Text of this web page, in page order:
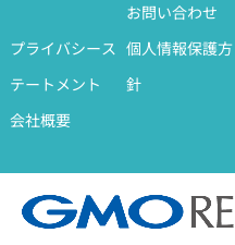
お問い合わせ
プライバシース
テートメント
個人情報保護方
針
会社概要